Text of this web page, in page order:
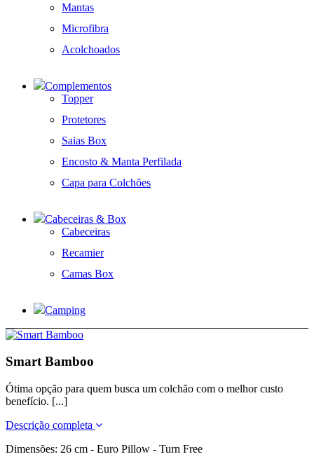
Mantas
Microfibra
Acolchoados
Complementos
Topper
Protetores
Saias Box
Encosto & Manta Perfilada
Capa para Colchões
Cabeceiras & Box
Cabeceiras
Recamier
Camas Box
Camping
Smart Bamboo
Ótima opção para quem busca um colchão com o melhor custo
benefício. [...]
Descrição completa
Dimensões: 26 cm - Euro Pillow - Turn Free